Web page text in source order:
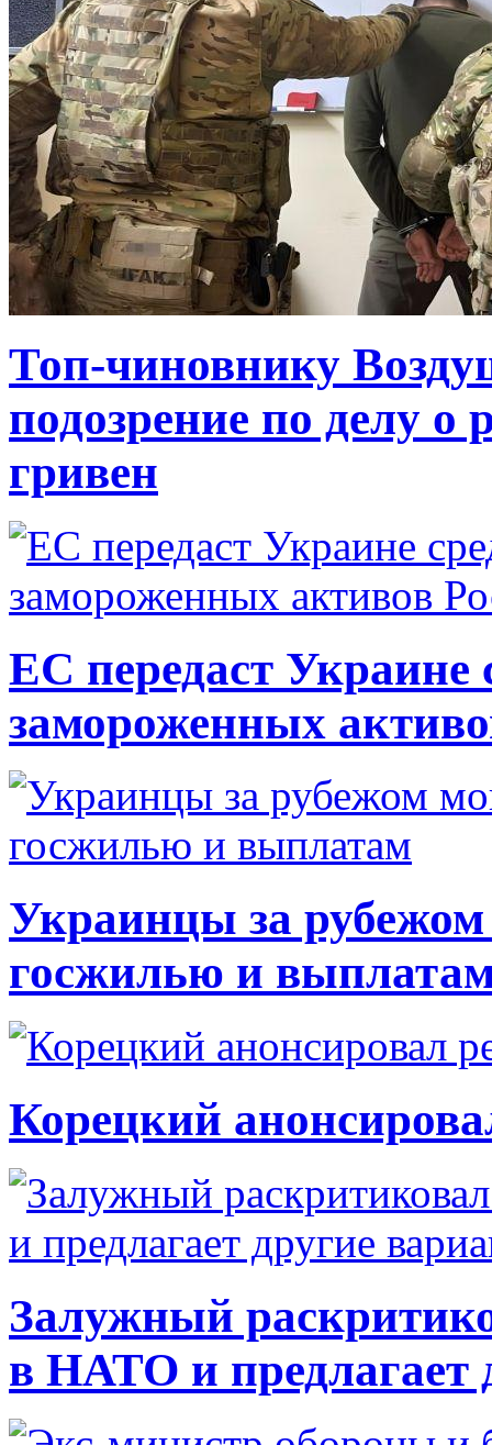
Топ-чиновнику
подозрение по делу о
гривен
ЕС передаст Украине
замороженных
Украинцы за рубежом
госжилью и
Корецкий
Залужный
в НАТО и предлагает